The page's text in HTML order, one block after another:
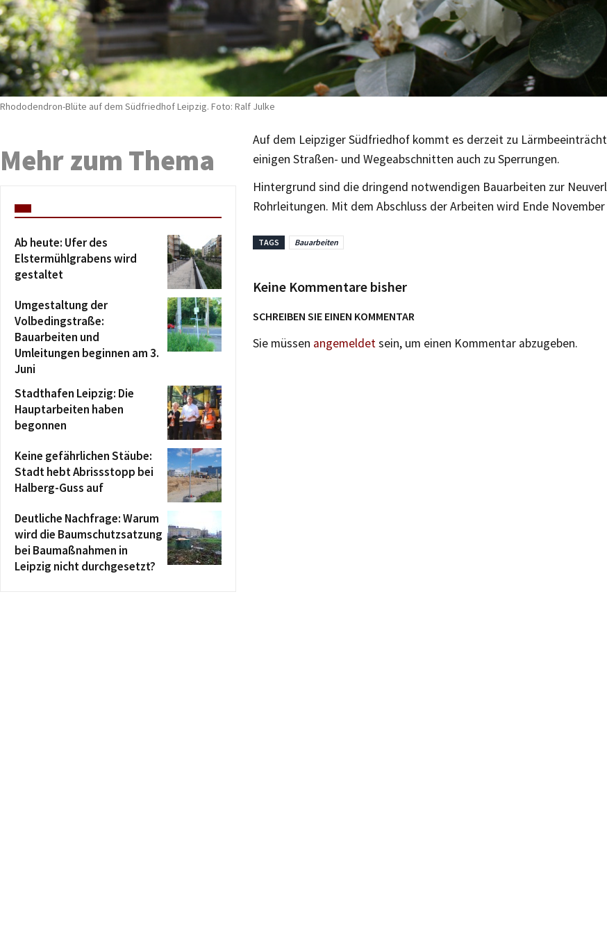
Rhododendron-Blüte auf dem Südfriedhof Leipzig. Foto: Ralf Julke
Auf dem Leipziger Südfriedhof kommt es derzeit zu
einigen Straßen- und Wegeabschnitten auch zu Sperrungen.
Hintergrund sind die dringend notwendigen Bauarbeiten zur
Rohrleitungen. Mit dem Abschluss der Arbeiten wird Ende
TAGS Bauarbeiten
Keine Kommentare bisher
SCHREIBEN SIE EINEN KOMMENTAR
Sie müssen angemeldetsein, um einen Kommentar abzugeben.
Mehr zum Thema
Ab heute: Ufer des
Elstermühlgrabens wird
gestaltet
Umgestaltung der
Volbedingstraße:
Bauarbeiten und
Umleitungen beginnen am 3.
Juni
Stadthafen Leipzig: Die
Hauptarbeiten haben
begonnen
Keine gefährlichen Stäube:
Stadt hebt Abrissstopp bei
Halberg-Guss auf
Deutliche Nachfrage: Warum
wird die Baumschutzsatzung
bei Baumaßnahmen in
Leipzig nicht durchgesetzt?